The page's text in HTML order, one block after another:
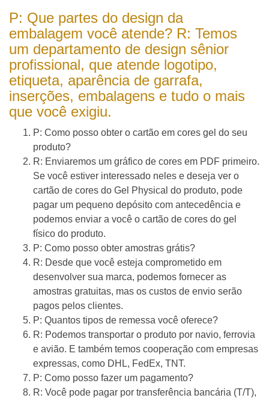
P: Que partes do design da
embalagem você atende? R: Temos
um departamento de design sênior
profissional, que atende logotipo,
etiqueta, aparência de garrafa,
inserções, embalagens e tudo o mais
que você exigiu.
P: Como posso obter o cartão em cores gel do seu
produto?
R: Enviaremos um gráfico de cores em PDF primeiro.
Se você estiver interessado neles e deseja ver o
cartão de cores do Gel Physical do produto, pode
pagar um pequeno depósito com antecedência e
podemos enviar a você o cartão de cores do gel
físico do produto.
P: Como posso obter amostras grátis?
R: Desde que você esteja comprometido em
desenvolver sua marca, podemos fornecer as
amostras gratuitas, mas os custos de envio serão
pagos pelos clientes.
P: Quantos tipos de remessa você oferece?
R: Podemos transportar o produto por navio, ferrovia
e avião. E também temos cooperação com empresas
expressas, como DHL, FedEx, TNT.
P: Como posso fazer um pagamento?
R: Você pode pagar por transferência bancária (T/T),